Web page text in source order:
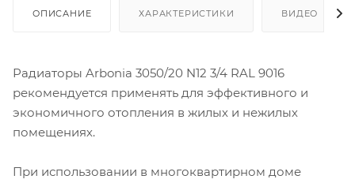
ОПИСАНИЕ ХАРАКТЕРИСТИКИ ВИДЕО
Радиаторы Arbonia 3050/20 N12 3/4 RAL 9016
рекомендуется применять для эффективного и
экономичного отопления в жилых и нежилых
помещениях.
При использовании в многоквартирном доме